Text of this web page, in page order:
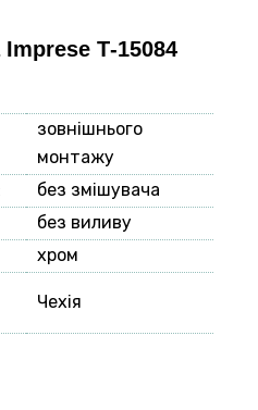
Т-15084
зовнішнього
монтажу
без змішувача
без виливу
хром
Чехія